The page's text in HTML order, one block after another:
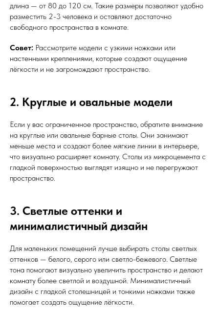
длина — от 80 до 120 см. Такие размеры позволяют удобно
разместить 2-3 человека и оставляют достаточно
свободного пространства в комнате.
Совет: Рассмотрите модели с узкими ножками или
настенными креплениями, которые создают ощущение
лёгкости и не загромождают пространство.
2. Круглые и овальные модели
Если у вас ограниченное пространство, обратите внимание
на круглые или овальные барные столы. Они занимают
меньше места и создают более мягкие линии в интерьере,
что визуально расширяет комнату. Столы из микроцемента с
гладкой поверхностью выглядят изящно и не перегружают
пространство.
3. Светлые оттенки и
минималистичный дизайн
Для маленьких помещений лучше выбирать столы светлых
оттенков — белого, серого или светло-бежевого. Светлые
тона помогают визуально увеличить пространство и делают
комнату более светлой и воздушной. Минималистичный
дизайн с гладкой столешницей и тонкими ножками также
помогает создать ощущение лёгкости.